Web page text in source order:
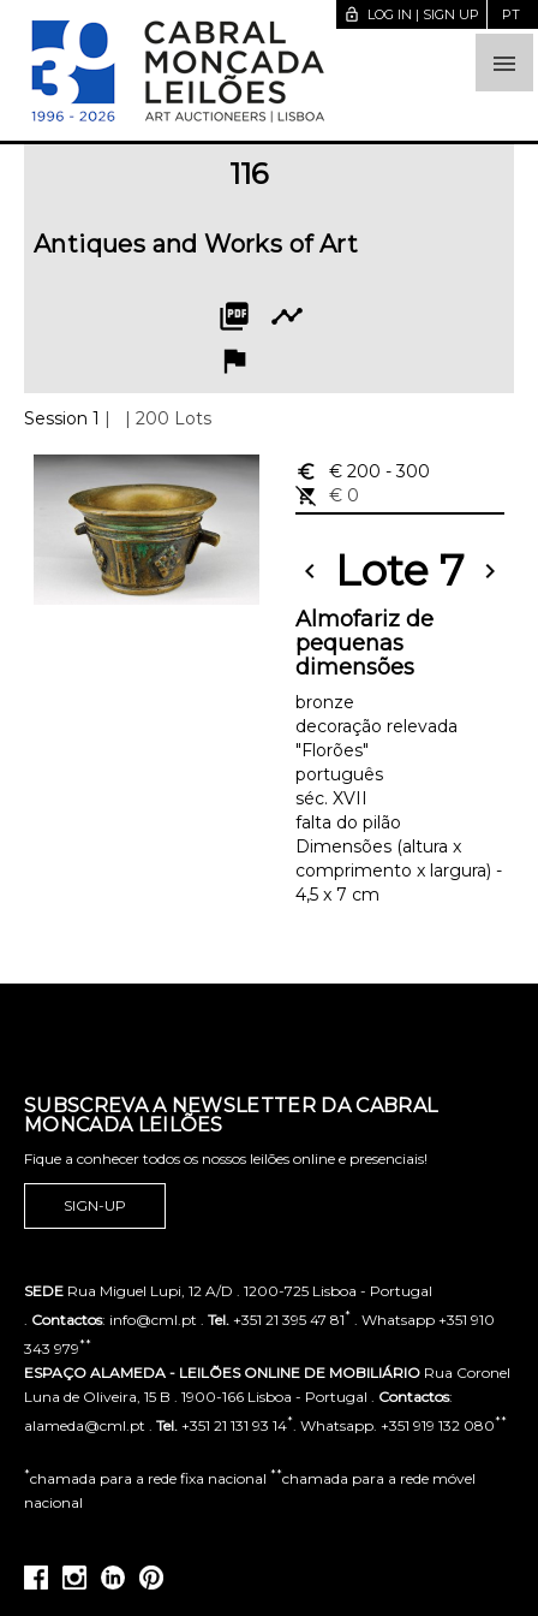

lock_open LOG IN | SIGN UP PT
116
Antiques and Works of Art
picture_as_pdf
timeline
flag
Session 1 | | 200 Lots
euro_symbol € 200 - 300
remove_shopping_cart
€ 0
chevron_left Lote 7 chevron_right
Almofariz de
pequenas
dimensões
bronze
decoração relevada
"Florões"
português
séc. XVII
falta do pilão
Dimensões (altura x
comprimento x largura) -
4,5 x 7 cm
SUBSCREVA A NEWSLETTER DA CABRAL
MONCADA LEILÕES
Fique a conhecer todos os nossos leilões online e presenciais!
SIGN-UP
SEDE Rua Miguel Lupi, 12 A/D . 1200-725 Lisboa - Portugal
Contactos: info@cml.pt . Tel. +351 21 395 47 81* . Whatsapp +351 910
343 979**
ESPAÇO ALAMEDA - LEILÕES ONLINE DE MOBILIÁRIO Rua Coronel
Luna de Oliveira, 15 B . 1900-166 Lisboa - Portugal . Contactos:
alameda@cml.pt . Tel. +351 21 131 93 14* . Whatsapp. +351 919 132 080**
*chamada para a rede fixa nacional **chamada para a rede móvel
nacional